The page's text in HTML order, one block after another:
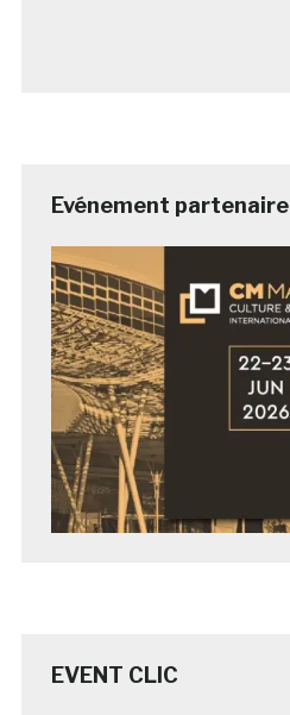
Evénement partenaire
EVENT CLIC